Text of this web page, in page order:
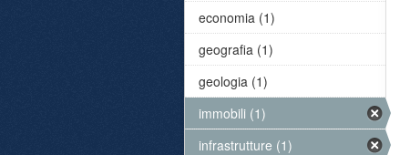
economia (1)
geografia (1)
geologia (1)
immobili (1)
infrastrutture (1)